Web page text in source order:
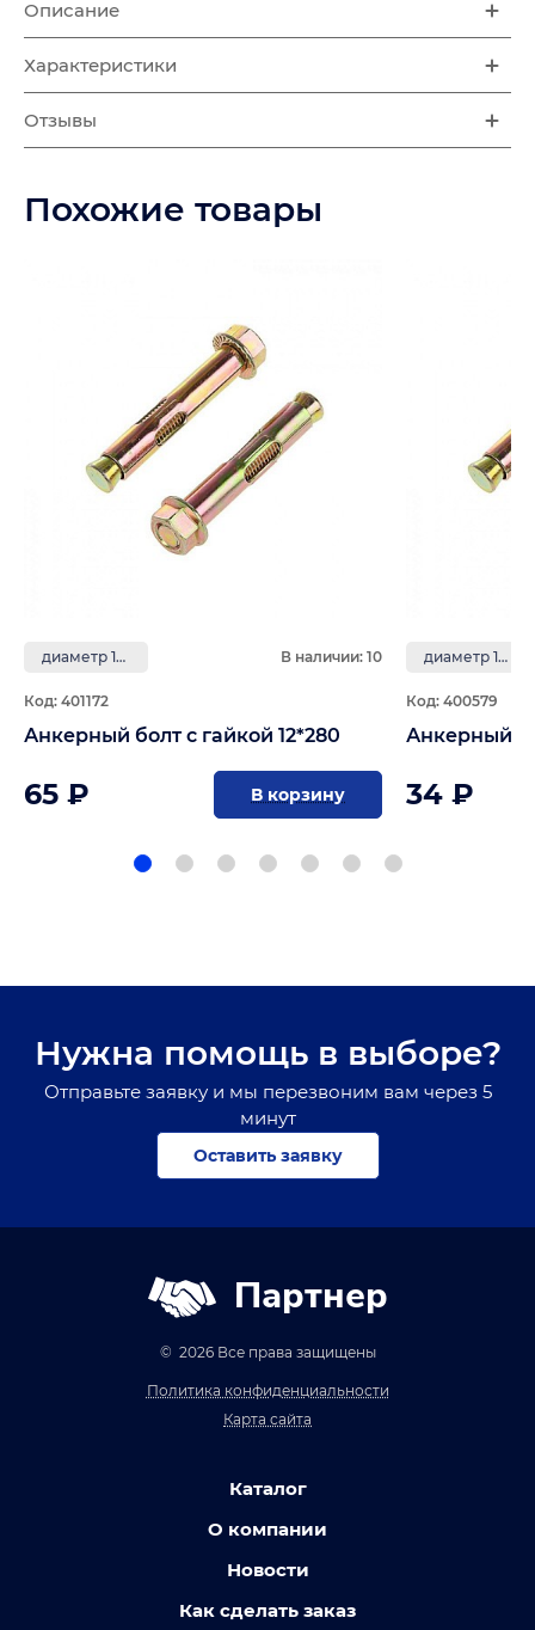
Описание
Характеристики
Отзывы
Похожие товары
диаметр 12 мм В наличии: 10
Код: 401172
Анкерный болт с гайкой 12*280
65 ₽ В корзину
диаметр 12 мм
Код: 400579
Анкерный
34 ₽
Нужна помощь в выборе?
Отправьте заявку и мы перезвоним вам через 5
минут
Оставить заявку
Партнер
© 2026 Все права защищены
Политика конфиденциальности
Карта сайта
Каталог
О компании
Новости
Как сделать заказ